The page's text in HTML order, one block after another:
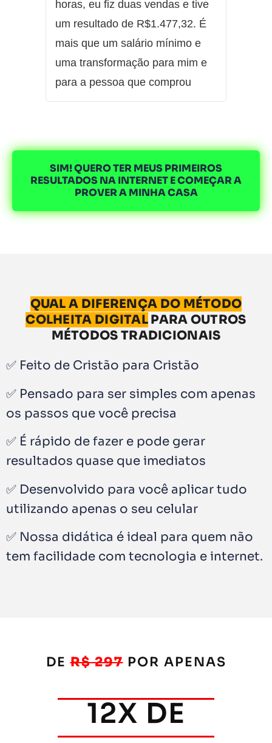
horas, eu fiz duas vendas e tive
um resultado de R$1.477,32. É
mais que um salário mínimo e
uma transformação para mim e
para a pessoa que comprou
SIM! QUERO TER MEUS PRIMEIROS
RESULTADOS NA INTERNET E COMEÇAR A
PROVER A MINHA CASA
QUAL A DIFERENÇA DO MÉTODO
COLHEITA DIGITAL PARA OUTROS
MÉTODOS TRADICIONAIS
✅ Feito de Cristão para Cristão
✅ Pensado para ser simples com apenas
os passos que você precisa
✅ É rápido de fazer e pode gerar
resultados quase que imediatos
✅ Desenvolvido para você aplicar tudo
utilizando apenas o seu celular
✅ Nossa didática é ideal para quem não
tem facilidade com tecnologia e internet.
DER$ 297POR APENAS
12X DE